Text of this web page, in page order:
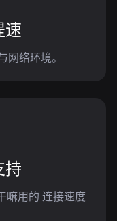
速
络环境。
持
嘛用的 连接速度